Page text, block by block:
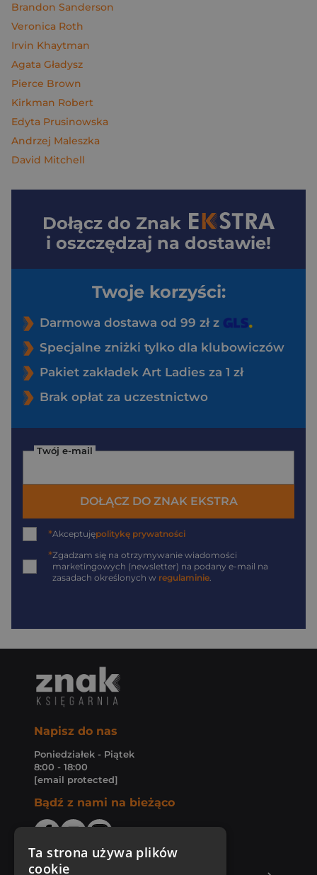
Brandon Sanderson
Veronica Roth
Irvin Khaytman
Agata Gładysz
Pierce Brown
Kirkman Robert
Edyta Prusinowska
Andrzej Maleszka
David Mitchell
Dołącz do Znak
i oszczędzaj na dostawie!
Twoje korzyści:
Darmowa dostawa od 99 zł z
Specjalne zniżki tylko dla klubowiczów
Pakiet zakładek Art Ladies za 1 zł
Brak opłat za uczestnictwo
Twój e-mail
DOŁĄCZ DO ZNAK EKSTRA
*Akceptujępolitykę prywatności
*Zgadzam się na otrzymywanie wiadomości
marketingowych (newsletter) na podany e-mail na
zasadach określonych w regulaminie.
Napisz do nas
Poniedziałek - Piątek
8:00 - 18:00
[email protected]
Bądź z nami na bieżąco
Ta strona używa plików
cookie